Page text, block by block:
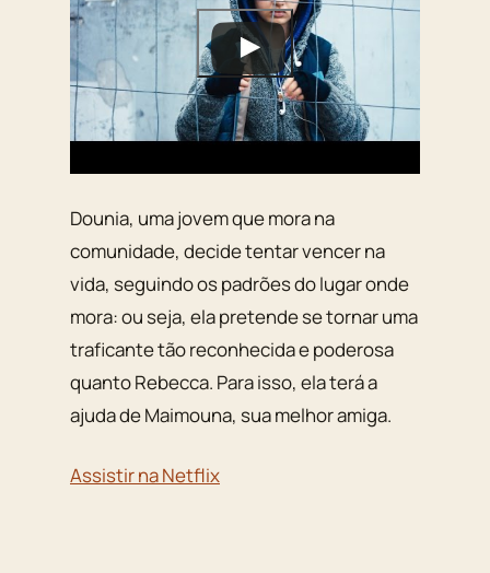
Dounia, uma jovem que mora na
comunidade, decide tentar vencer na
vida, seguindo os padrões do lugar onde
mora: ou seja, ela pretende se tornar uma
traficante tão reconhecida e poderosa
quanto Rebecca. Para isso, ela terá a
ajuda de Maimouna, sua melhor amiga.
Assistir na Netflix